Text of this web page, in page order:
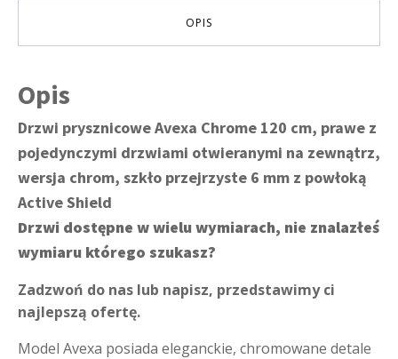
OPIS
Opis
Drzwi prysznicowe Avexa Chrome 120 cm, prawe z
pojedynczymi drzwiami otwieranymi na zewnątrz,
wersja chrom, szkło przejrzyste 6 mm z powłoką
Active Shield
Drzwi dostępne w wielu wymiarach, nie znalazłeś
wymiaru którego szukasz?
Zadzwoń do nas lub napisz, przedstawimy ci
najlepszą ofertę.
Model Avexa posiada eleganckie, chromowane detale